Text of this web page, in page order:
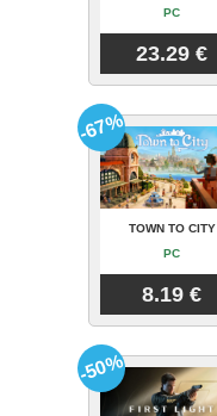
PC
23.29 €
TOWN TO CITY
PC
8.19 €
-67%
-50%